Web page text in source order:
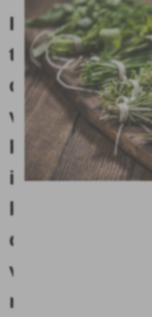
Kaip
turėčiau
džiovinti
vaistažoles,
kad
išsaugočiau
kuo
daugiau
vaistinių
medžiagų?